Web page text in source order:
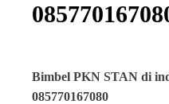
Bimbel PKN STAN di
085770167080